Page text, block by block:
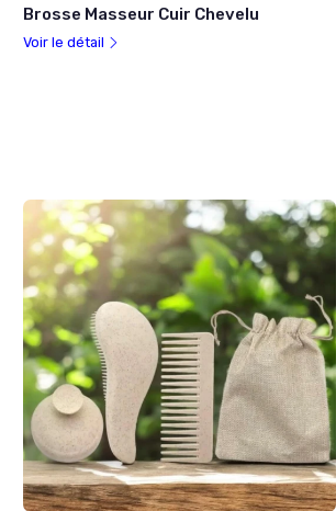
Brosse Masseur Cuir Chevelu
Voir le détail